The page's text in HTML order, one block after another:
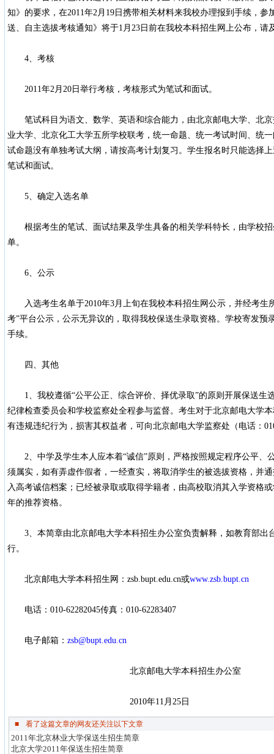
知》的要求，在2011年2月19日携带相关材料来我校办理报到手续，参
送、自主选拔考核通知》将于1月23日前在我校本科招生网上公布，请
4、考核
2011年2月20日举行考核，考核形式为笔试和面试。
笔试科目为语文、数学、英语和综合能力，由北京邮电大学、北京
业大学、北京化工大学五所学校联考，统一命题、统一考试时间、统
试命题没有单独考试大纲，请按高考计划复习。学生报名时只能选择
笔试和面试。
5、确定入选名单
根据考生的笔试、面试结果及学生具备的相关学科特长，由学校招
单。
6、公示
入选考生名单于2010年3月上旬在我校本科招生网公示，并经考生
考”平台公示，公示无异议的，取得我校保送生录取资格。学校寄发预
手续。
四、其他
1、我校遵循“公平公正、综合评价、择优录取”的原则开展保送生
纪律检查委员会和学校监察处全程参与监督。考生对于北京邮电大学
有违规违纪行为，损害其权益者，可向北京邮电大学监察处（电话：
2、中学及学生本人应本着“诚信”原则，严格按照规定程序公平、
须属实，如有弄虚作假者，一经查实，将取消学生的被选拔资格，并
入高考诚信档案；已经被录取或取得学籍者，由高校取消其入学资格
年的推荐资格。
3、本简章由北京邮电大学本科招生办公室负责解释，如教育部出
行。
北京邮电大学本科招生网：zsb.bupt.edu.cn或www.zsb.bupt.cn
电话：010-62282045传真：010-62283407
电子邮箱： zsb@bupt.edu.cn
北京邮电大学本科招生办公室
2010年11月25日
■ 看了这篇文章的网友还关注以下文章
2011年北京林业大学保送生招生简章
北京大学2011年保送生招生简章